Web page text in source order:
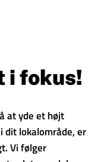
i fokus!
at yde et højt
dit lokalområde, er
Vi følger